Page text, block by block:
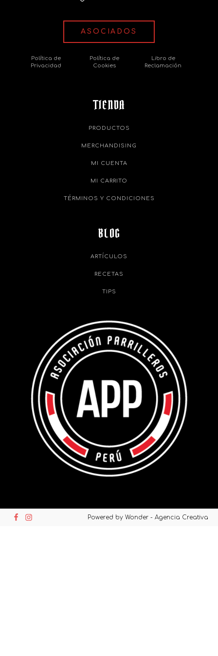
ASOCIADOS
Política de
Privacidad
Política de
Cookies
Libro de
Reclamación
TIENDA
PRODUCTOS
MERCHANDISING
MI CUENTA
MI CARRITO
TÉRMINOS Y CONDICIONES
BLOG
ARTÍCULOS
RECETAS
TIPS
Powered by Wonder - Agencia Creativa